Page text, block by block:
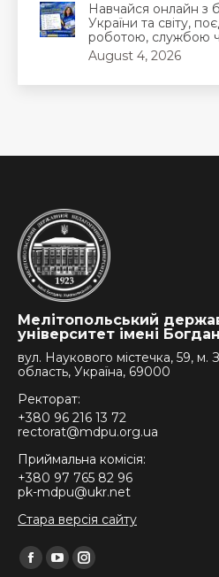
Навчайся онлайн з
України та світу,
роботою, службою
August 4, 2026
Мелітопольський
університет імені
вул. Наукового містечка, 59, м.
область, Україна, 69000
Ректорат:
+380 96 216 13 72
rectorat@mdpu.org.ua
Приймальна комісія:
+380 97 765 82 96
pk-mdpu@ukr.net
Стара версія сайту
Find us on:
Facebook
YouTubeInstagram